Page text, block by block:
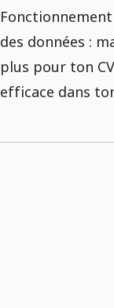
des données :
plus pour ton
efficace dans